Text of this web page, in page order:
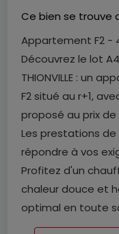
Ce bien se trouve
Appartement F2 -
Découvrez le lot
THIONVILLE : un
F2 situé au r+1,
proposé au prix de
Les prestations
répondre à vos
Profitez d'un
chaleur douce et
optimal en toute
carrelage